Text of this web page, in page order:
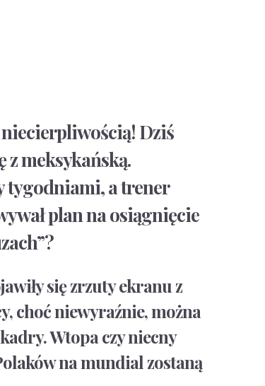
niecierpliwością! Dziś
z meksykańską.
tygodniami, a trener
plan na osiągnięcie
się zrzuty ekranu z
choć niewyraźnie, można
Wtopa czy niecny
na mundial zostaną